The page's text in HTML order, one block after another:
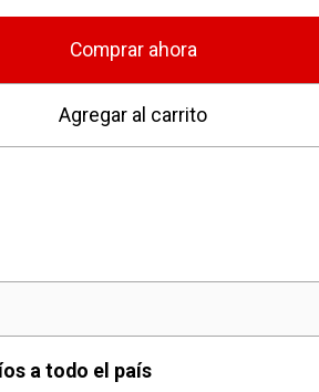
Comprar ahora
Agregar al carrito
a todo el país